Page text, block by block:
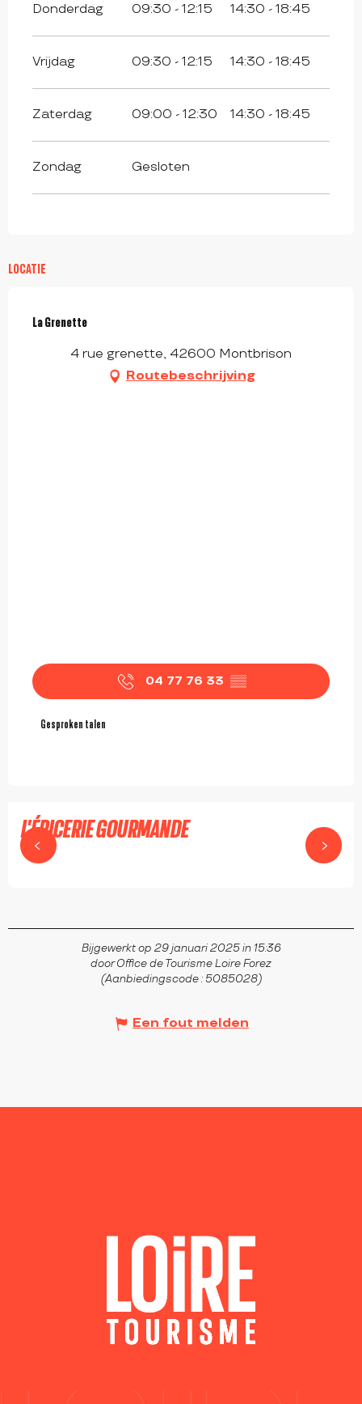
Donderdag 09:30 - 12:15 14:30 - 18:45
Vrijdag 09:30 - 12:15 14:30 - 18:45
Zaterdag 09:00 - 12:30 14:30 - 18:45
Zondag Gesloten
LOCATIE
La Grenette
4 rue grenette, 42600 Montbrison
Routebeschrijving
04 77 76 33 ▒▒
Gesproken talen
Gesproken talen
L'ÉPICERIE GOURMANDE
MONTBRISON
Bijgewerkt op 29 januari 2025 in 15:36
door Office de Tourisme Loire Forez
(Aanbiedingscode : 5085028)
Een fout melden